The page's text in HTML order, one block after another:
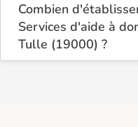
Combien
Services d'aide à
Tulle (19000) ?
Sur le site Logement-